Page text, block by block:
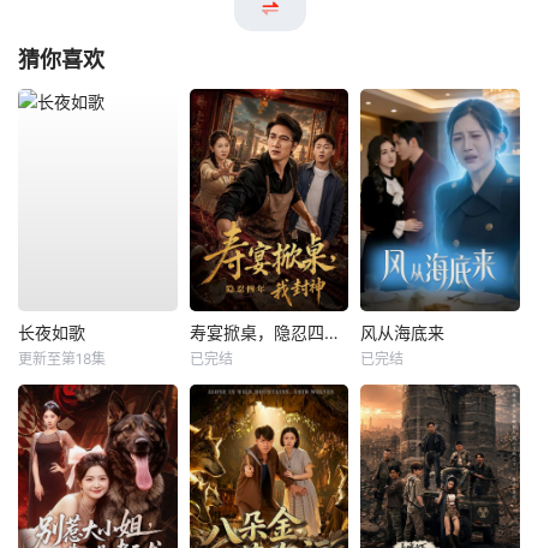
猜你喜欢
长夜如歌
更新至第18集
寿宴掀桌，隐忍四年我封神
已完结
风从海底来
已完结